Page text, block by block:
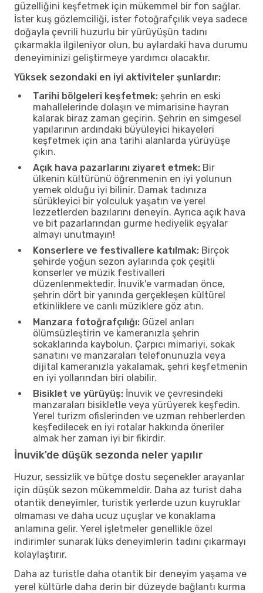
güzelliğini keşfetmek için mükemmel bir fon sağlar.
İster kuş gözlemciliği, ister fotoğrafçılık veya sadece
doğayla çevrili huzurlu bir yürüyüşün tadını
çıkarmakla ilgileniyor olun, bu aylardaki hava durumu
deneyiminizi geliştirmeye yardımcı olacaktır.
Yüksek sezondaki en iyi aktiviteler şunlardır:
Tarihi bölgeleri keşfetmek: şehrin en eski
mahallelerinde dolaşın ve mimarisine hayran
kalarak biraz zaman geçirin. Şehrin en simgesel
yapılarının ardındaki büyüleyici hikayeleri
keşfetmek için ana tarihi alanlarda yürüyüşe
çıkın.
Açık hava pazarlarını ziyaret etmek: Bir
ülkenin kültürünü öğrenmenin en iyi yolunun
yemek olduğu iyi bilinir. Damak tadınıza
sürükleyici bir yolculuk yaşatın ve yerel
lezzetlerden bazılarını deneyin. Ayrıca açık hava
ve bit pazarlarından gurme hediyelik eşyalar
almayı unutmayın!
Konserlere ve festivallere katılmak: Birçok
şehirde yoğun sezon aylarında çok çeşitli
konserler ve müzik festivalleri
düzenlenmektedir. İnuvik'e varmadan önce,
şehrin dört bir yanında gerçekleşen kültürel
etkinliklere ve canlı müziklere göz atın.
Manzara fotoğrafçılığı: Güzel anları
ölümsüzleştirin ve kameranızla şehrin
sokaklarında kaybolun. Çarpıcı mimariyi, sokak
sanatını ve manzaraları telefonunuzla veya
dijital kameranızla yakalamak, şehri keşfetmenin
en iyi yollarından biri olabilir.
Bisiklet ve yürüyüş: İnuvik ve çevresindeki
manzaraları bisikletle veya yürüyerek keşfedin.
Yerel turizm ofislerinden ve uzman rehberlerden
keşfedilecek en iyi rotalar hakkında öneriler
almak her zaman iyi bir fikirdir.
İnuvik'de düşük sezonda neler yapılır
Huzur, sessizlik ve bütçe dostu seçenekler arayanlar
için düşük sezon mükemmeldir. Daha az turist daha
otantik deneyimler, turistik yerlerde uzun kuyruklar
olmaması ve daha ucuz uçuşlar ve konaklama
anlamına gelir. Yerel işletmeler genellikle özel
indirimler sunarak lüks deneyimlerin tadını çıkarmayı
kolaylaştırır.
Daha az turistle daha otantik bir deneyim yaşama ve
yerel kültürle daha derin bir düzeyde bağlantı kurma